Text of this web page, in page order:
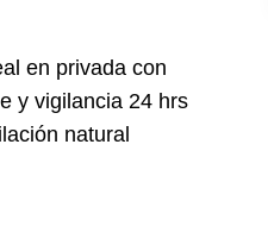
en privada con
y vigilancia 24 hrs
natural